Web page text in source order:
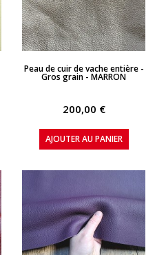
APERÇU RAPIDE
Peau de cuir de vache entière -
Gros grain - MARRON
200,00 €
AJOUTER AU PANIER